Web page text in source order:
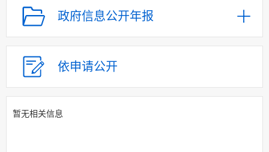
人事信息
财政资金
应急管理
乡村振兴（精准脱贫）
整情况
公共服务和中介服务
政府信息公开年报
依申请公开
暂无相关信息